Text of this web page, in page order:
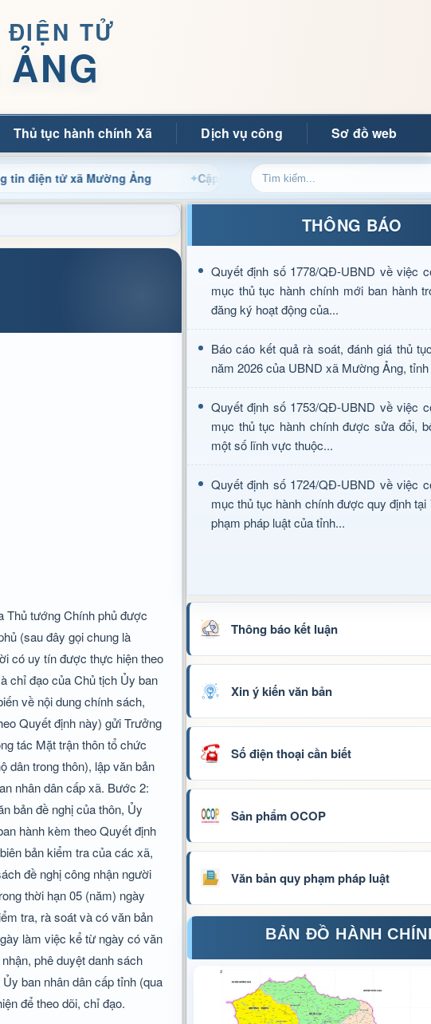
ĐIỆN TỬ
Thủ tục hành chính Xã Dịch vụ công Sơ đồ web
tử xã Mường Ảng Cập nhật thông tin điều hành, thủ tục hành
Thủ tướng Chính phủ được
(sau đây gọi chung là
có uy tín được thực hiện theo
chỉ đạo của Chủ tịch Ủy ban
về nội dung chính sách,
Quyết định này) gửi Trưởng
tác Mặt trận thôn tổ chức
dân trong thôn), lập văn bản
nhân dân cấp xã. Bước 2:
bản đề nghị của thôn, Ủy
hành kèm theo Quyết định
bản kiểm tra của các xã,
đề nghị công nhận người
thời hạn 05 (năm) ngày
tra, rà soát và có văn bản
làm việc kể từ ngày có văn
phê duyệt danh sách
ban nhân dân cấp tỉnh (qua
để theo dõi, chỉ đạo.
THÔNG BÁO
Quyết định số 1778/QĐ-UBND về việc
mục thủ tục hành chính mới ban hành
đăng ký hoạt động của...
Báo cáo kết quả rà soát, đánh giá thủ
năm 2026 của UBND xã Mường Ảng,
Quyết định số 1753/QĐ-UBND về việc
mục thủ tục hành chính được sửa đổi,
một số lĩnh vực thuộc...
Quyết định số 1724/QĐ-UBND về việc
mục thủ tục hành chính được quy định tại
phạm pháp luật của tỉnh...
Thông báo kết luận
Xin ý kiến văn bản
Số điện thoại cần biết
Sản phẩm OCOP
Văn bản quy phạm pháp luật
BẢN ĐỒ HÀNH